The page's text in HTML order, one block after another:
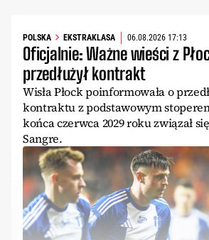
POLSKA EKSTRAKLASA 06.08.2026 17:13
Oficjalnie: Ważne wieści z
przedłużył kontrakt
Wisła Płock poinformowała o
kontraktu z podstawowym
końca czerwca 2029 roku związał
Sangre.